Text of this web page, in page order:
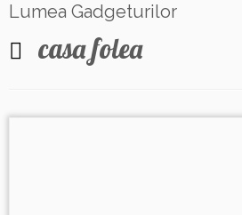
Lumea Gadgeturilor
casa folea